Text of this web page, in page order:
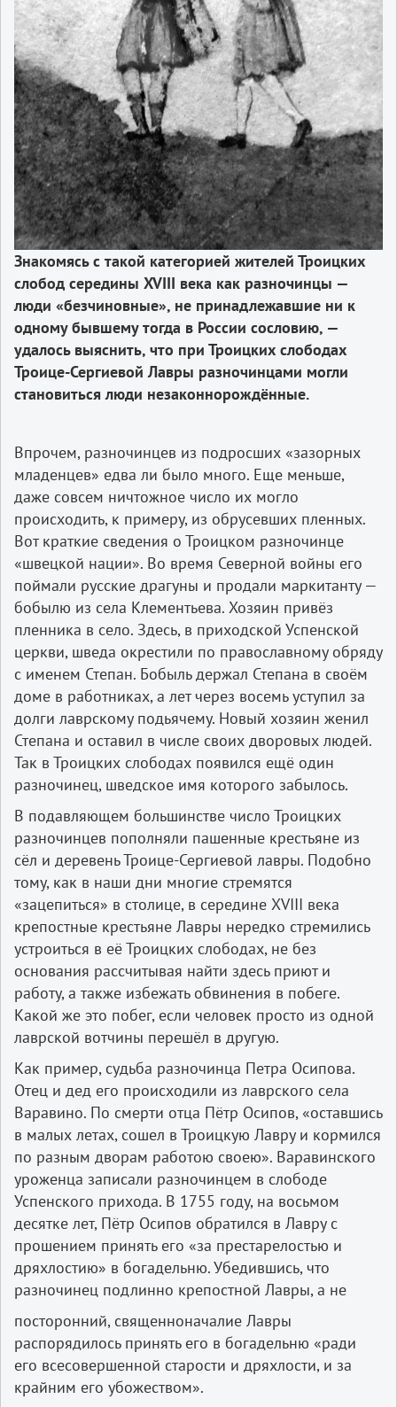
Знакомясь с такой категорией жителей Троицких
слобод середины XVIII века как разночинцы —
люди «безчиновные», не принадлежавшие ни к
одному бывшему тогда в России сословию, —
удалось выяснить, что при Троицких слободах
Троице-Сергиевой Лавры разночинцами могли
становиться люди незаконнорождённые.
Впрочем, разночинцев из подросших «зазорных
младенцев» едва ли было много. Еще меньше,
даже совсем ничтожное число их могло
происходить, к примеру, из обрусевших пленных.
Вот краткие сведения о Троицком разночинце
«швецкой нации». Во время Северной войны его
поймали русские драгуны и продали маркитанту —
бобылю из села Клементьева. Хозяин привёз
пленника в село. Здесь, в приходской Успенской
церкви, шведа окрестили по православному обряду
с именем Степан. Бобыль держал Степана в своём
доме в работниках, а лет через восемь уступил за
долги лаврскому подьячему. Новый хозяин женил
Степана и оставил в числе своих дворовых людей.
Так в Троицких слободах появился ещё один
разночинец, шведское имя которого забылось.
В подавляющем большинстве число Троицких
разночинцев пополняли пашенные крестьяне из
сёл и деревень Троице-Сергиевой лавры. Подобно
тому, как в наши дни многие стремятся
«зацепиться» в столице, в середине XVIII века
крепостные крестьяне Лавры нередко стремились
устроиться в её Троицких слободах, не без
основания рассчитывая найти здесь приют и
работу, а также избежать обвинения в побеге.
Какой же это побег, если человек просто из одной
лаврской вотчины перешёл в другую.
Как пример, судьба разночинца Петра Осипова.
Отец и дед его происходили из лаврского села
Варавино. По смерти отца Пётр Осипов, «оставшись
в малых летах, сошел в Троицкую Лавру и кормился
по разным дворам работою своею». Варавинского
уроженца записали разночинцем в слободе
Успенского прихода. В 1755 году, на восьмом
десятке лет, Пётр Осипов обратился в Лавру с
прошением принять его «за престарелостью и
дряхлостию» в богадельню. Убедившись, что
разночинец подлинно крепостной Лавры, а не
посторонний, священноначалие Лавры
распорядилось принять его в богадельню «ради
его всесовершенной старости и дряхлости, и за
крайним его убожеством».